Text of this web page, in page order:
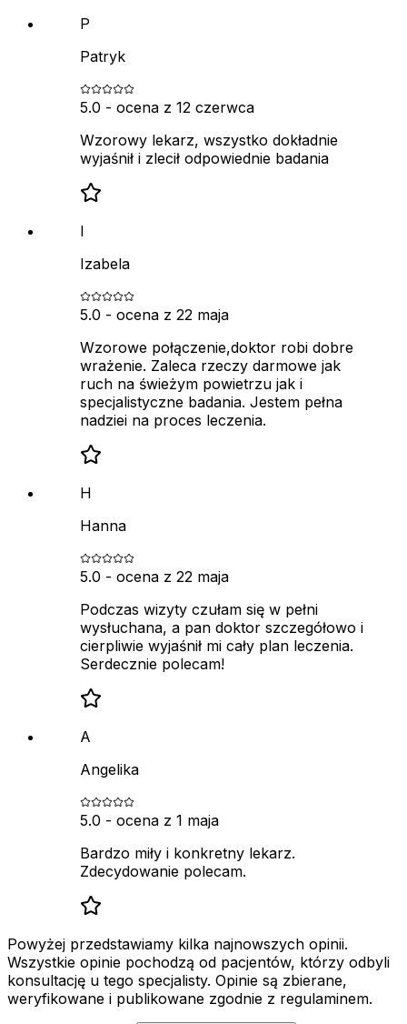
P
Patryk
5.0 - ocena z 12 czerwca
Wzorowy lekarz, wszystko dokładnie
wyjaśnił i zlecił odpowiednie badania
I
Izabela
5.0 - ocena z 22 maja
Wzorowe połączenie,doktor robi dobre
wrażenie. Zaleca rzeczy darmowe jak
ruch na świeżym powietrzu jak i
specjalistyczne badania. Jestem pełna
nadziei na proces leczenia.
H
Hanna
5.0 - ocena z 22 maja
Podczas wizyty czułam się w pełni
wysłuchana, a pan doktor szczegółowo i
cierpliwie wyjaśnił mi cały plan leczenia.
Serdecznie polecam!
A
Angelika
5.0 - ocena z 1 maja
Bardzo miły i konkretny lekarz.
Zdecydowanie polecam.
Powyżej przedstawiamy kilka najnowszych opinii.
Wszystkie opinie pochodzą od pacjentów, którzy odbyli
konsultację u tego specjalisty. Opinie są zbierane,
weryfikowane i publikowane zgodnie z regulaminem.